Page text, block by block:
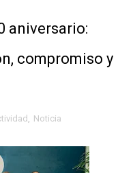
aniversario:
compromiso y
, Noticia